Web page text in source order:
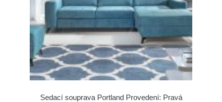
Sedací souprava Portland Provedení: Pravá